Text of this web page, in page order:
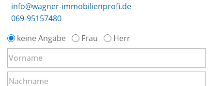
info@wagner-immobilienprofi.de
069-95157480
keine Angabe
Frau Herr